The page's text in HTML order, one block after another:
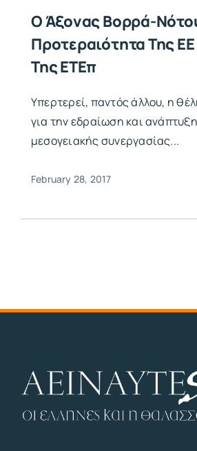
Ο Άξονας Βορρά-
Προτεραιότητα Της
Της ΕΤΕπ
Υπερτερεί, παντός άλλου, η
για την εδραίωση και
μεσογειακής συνεργασίας...
February 28, 2017